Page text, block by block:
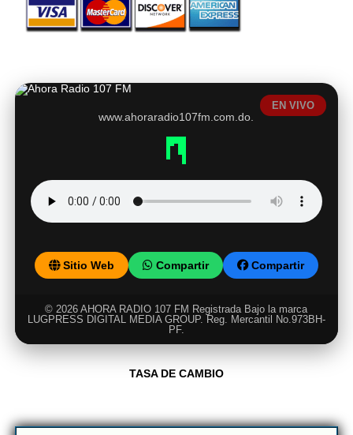
EN VIVO
www.ahoraradio107fm.com.do.
Sitio Web Compartir Compartir
© 2026 AHORA RADIO 107 FM Registrada Bajo la marca
LUGPRESS DIGITAL MEDIA GROUP. Reg. Mercantil No.973BH-
PF.
TASA DE CAMBIO